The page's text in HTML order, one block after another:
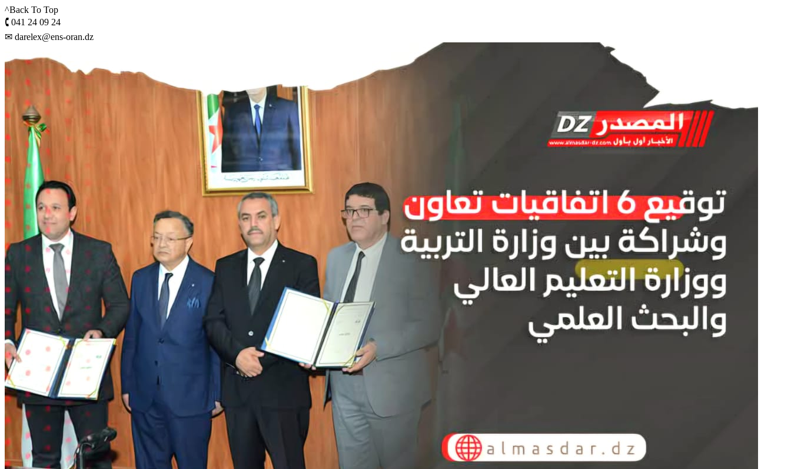
^Back To Top
🕻 041 24 09 24
✉ darelex@ens-oran.dz